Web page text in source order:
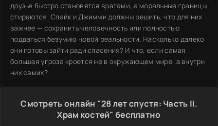
друзья быстро становятся врагами, а моральные границы
стираются. Спайк и Джимми должны решить, что для них
важнее — сохранить человечность или полностью
поддаться безумию новой реальности. Насколько далеко
они готовы зайти ради спасения? И что, если самая
большая угроза кроется не в окружающем мире, а внутри
них самих?
Смотреть онлайн "28 лет спустя: Часть II.
Храм костей" бесплатно